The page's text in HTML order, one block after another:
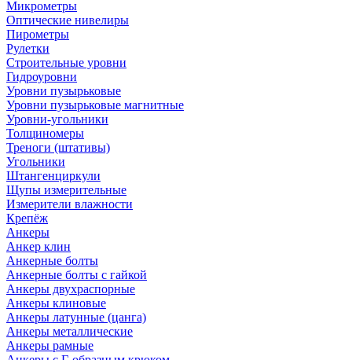
Микрометры
Оптические нивелиры
Пирометры
Рулетки
Строительные уровни
Гидроуровни
Уровни пузырьковые
Уровни пузырьковые магнитные
Уровни-угольники
Толщиномеры
Треноги (штативы)
Угольники
Штангенциркули
Щупы измерительные
Измерители влажности
Крепёж
Анкеры
Анкер клин
Анкерные болты
Анкерные болты с гайкой
Анкеры двухраспорные
Анкеры клиновые
Анкеры латунные (цанга)
Анкеры металлические
Анкеры рамные